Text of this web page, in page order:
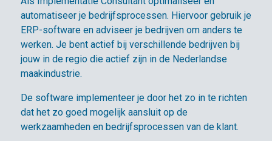
automatiseer je bedrijfsprocessen. Hiervoor gebruik je
ERP-software en adviseer je bedrijven om anders te
werken. Je bent actief bij verschillende bedrijven bij
jouw in de regio die actief zijn in de Nederlandse
maakindustrie.
De software implementeer je door het zo in te richten
dat het zo goed mogelijk aansluit op de
werkzaamheden en bedrijfsprocessen van de klant.